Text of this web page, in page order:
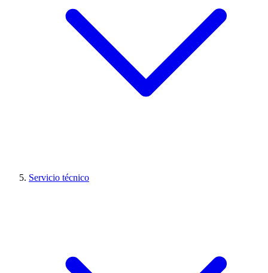
Servicio técnico